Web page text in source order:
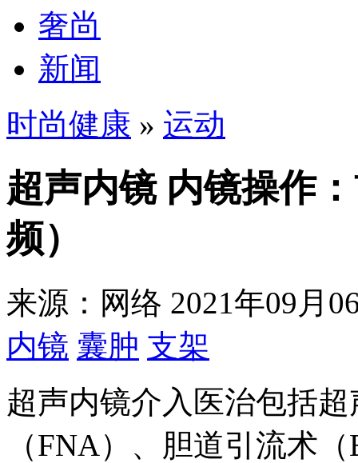
奢尚
新闻
时尚健康 » 运动
超声内镜 内镜操作
频）
来源：网络 2021年09月
内镜 囊肿 支架
超声内镜介入医治包括
（FNA）、胆道引流术